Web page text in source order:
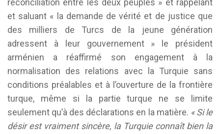
réconciliation entre les deux peuples » et rappelant
et saluant « la demande de vérité et de justice que
des milliers de Turcs de la jeune génération
adressent à leur gouvernement » le président
arménien a réaffirmé son engagement à la
normalisation des relations avec la Turquie sans
conditions préalables et à l’ouverture de la frontière
turque, même si la partie turque ne se limite
seulement qu’à des déclarations en la matière. « Si le
désir est vraiment sincère, la Turquie connaît bien la